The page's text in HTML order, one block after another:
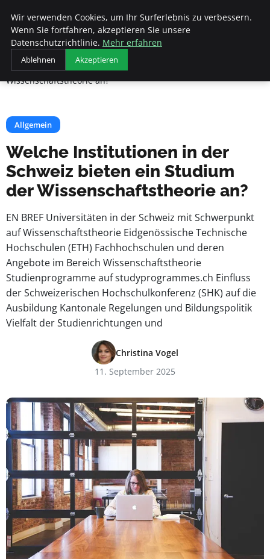
Beyond Surface
Startseite
Allgemein
Welche Institutionen in der Schweiz bieten ein Studium der
Wissenschaftstheorie an?
Allgemein
Welche Institutionen in der
Schweiz bieten ein Studium
der Wissenschaftstheorie an?
EN BREF Universitäten in der Schweiz mit Schwerpunkt
auf Wissenschaftstheorie Eidgenössische Technische
Hochschulen (ETH) Fachhochschulen und deren
Angebote im Bereich Wissenschaftstheorie
Studienprogramme auf studyprogrammes.ch Einfluss
der Schweizerischen Hochschulkonferenz (SHK) auf die
Ausbildung Kantonale Regelungen und Bildungspolitik
Vielfalt der Studienrichtungen und
Christina Vogel
11. September 2025
Wir verwenden Cookies, um Ihr Surferlebnis zu verbessern.
Wenn Sie fortfahren, akzeptieren Sie unsere
Datenschutzrichtlinie. Mehr erfahren
Ablehnen Akzeptieren